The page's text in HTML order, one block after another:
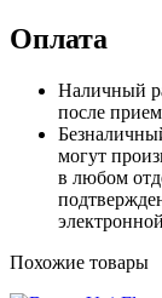
Оплата
Наличный
после
могут
в любом
Похожие товары